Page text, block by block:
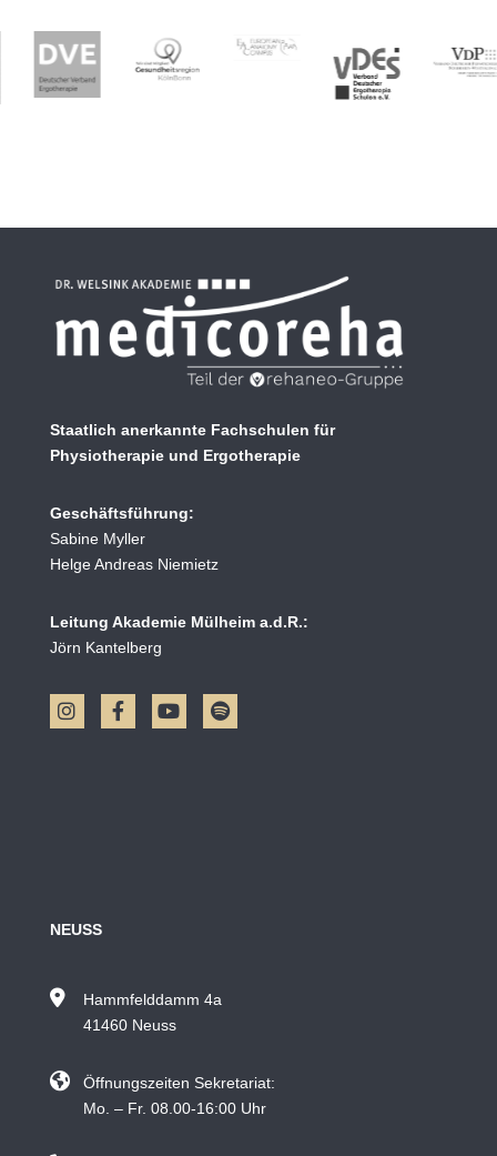
Staatlich anerkannte Fachschulen für
Physiotherapie und Ergotherapie
Geschäftsführung:
Sabine Myller
Helge Andreas Niemietz
Leitung Akademie Mülheim a.d.R.:
Jörn Kantelberg
NEUSS
Hammfelddamm 4a
41460 Neuss
Öffnungszeiten Sekretariat:
Mo. – Fr. 08.00-16:00 Uhr